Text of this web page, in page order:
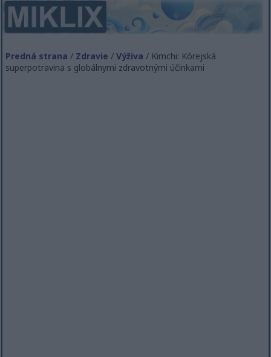
Predná strana / Zdravie /Výživa / Kimchi: Kórejská
superpotravina s globálnymi zdravotnými účinkami